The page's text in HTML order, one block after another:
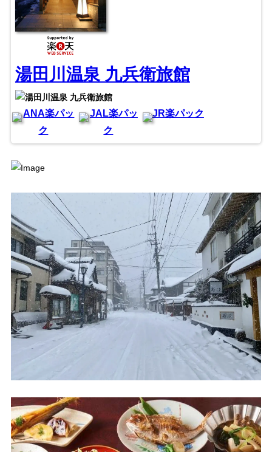
湯田川温泉 九兵衛旅館
ANA楽パッ
ク
JAL楽パッ
ク
JR楽パック